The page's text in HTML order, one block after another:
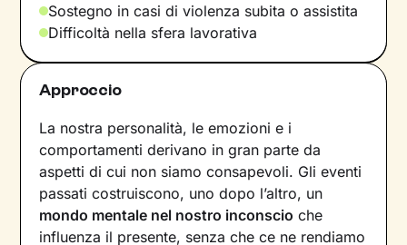
Sostegno in casi di violenza subita o assistita
Difficoltà nella sfera lavorativa
Approccio
La nostra personalità, le emozioni e i
comportamenti derivano in gran parte da
aspetti di cui non siamo consapevoli. Gli eventi
passati costruiscono, uno dopo l’altro, un
mondo mentale nel nostro inconscio che
influenza il presente, senza che ce ne rendiamo